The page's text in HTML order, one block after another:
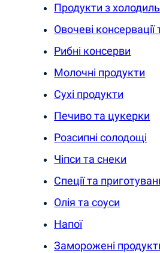
Продукти з
Овочеві консервації
Рибні консерви
Молочні продукти
Сухі продукти
Печиво та цукерки
Розсипні солодощі
Чіпси та снеки
Спеції та
Олія та соуси
Напої
Заморожені